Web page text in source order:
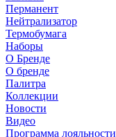
Перманент
Нейтрализатор
Термобумага
Наборы
О Бренде
О бренде
Палитра
Коллекции
Новости
Видео
Программа лояльности